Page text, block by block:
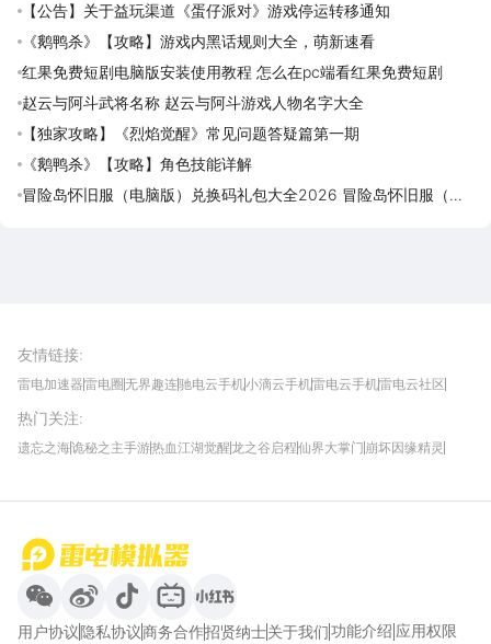
【公告】关于益玩渠道《蛋仔派对》游戏停运转移通知
《鹅鸭杀》【攻略】游戏内黑话规则大全，萌新速看
红果免费短剧电脑版安装使用教程 怎么在pc端看红果免费短剧
赵云与阿斗武将名称 赵云与阿斗游戏人物名字大全
【独家攻略】《烈焰觉醒》常见问题答疑篇第一期
《鹅鸭杀》【攻略】角色技能详解
冒险岛怀旧服（电脑版）兑换码礼包大全2026 冒险岛怀旧服（电
友情链接:
雷电加速器雷电圈无界趣连驰电云手机小滴云手机雷电云手机雷电云社区
我爱vr网华军软件园
热门关注:
遗忘之海诡秘之主手游热血江湖觉醒龙之谷启程仙界大掌门 崩坏因缘精灵
用户协议隐私协议商务合作招贤纳士关于我们功能介绍 应用权限
首页
微信
微博 抖音 哔哩哔哩